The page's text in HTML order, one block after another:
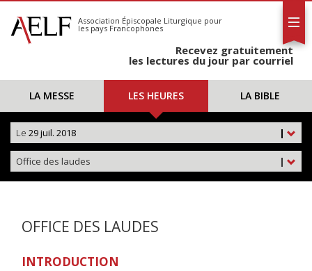
S'abonner
Calendrier
Association Épiscopale Liturgique pour
les pays Francophones
Recevez gratuitement
les lectures du jour par courriel
LA MESSE LES HEURES LA BIBLE
|
Le 29 juil. 2018
|
Office des laudes
OFFICE DES LAUDES
INTRODUCTION